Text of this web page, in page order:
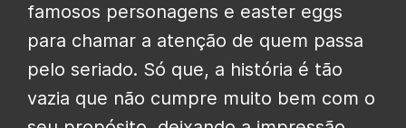
famosos personagens e easter eggs
para chamar a atenção de quem passa
pelo seriado. Só que, a história é tão
vazia que não cumpre muito bem com o